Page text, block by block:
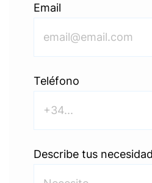
Email
Teléfono
Describe tus